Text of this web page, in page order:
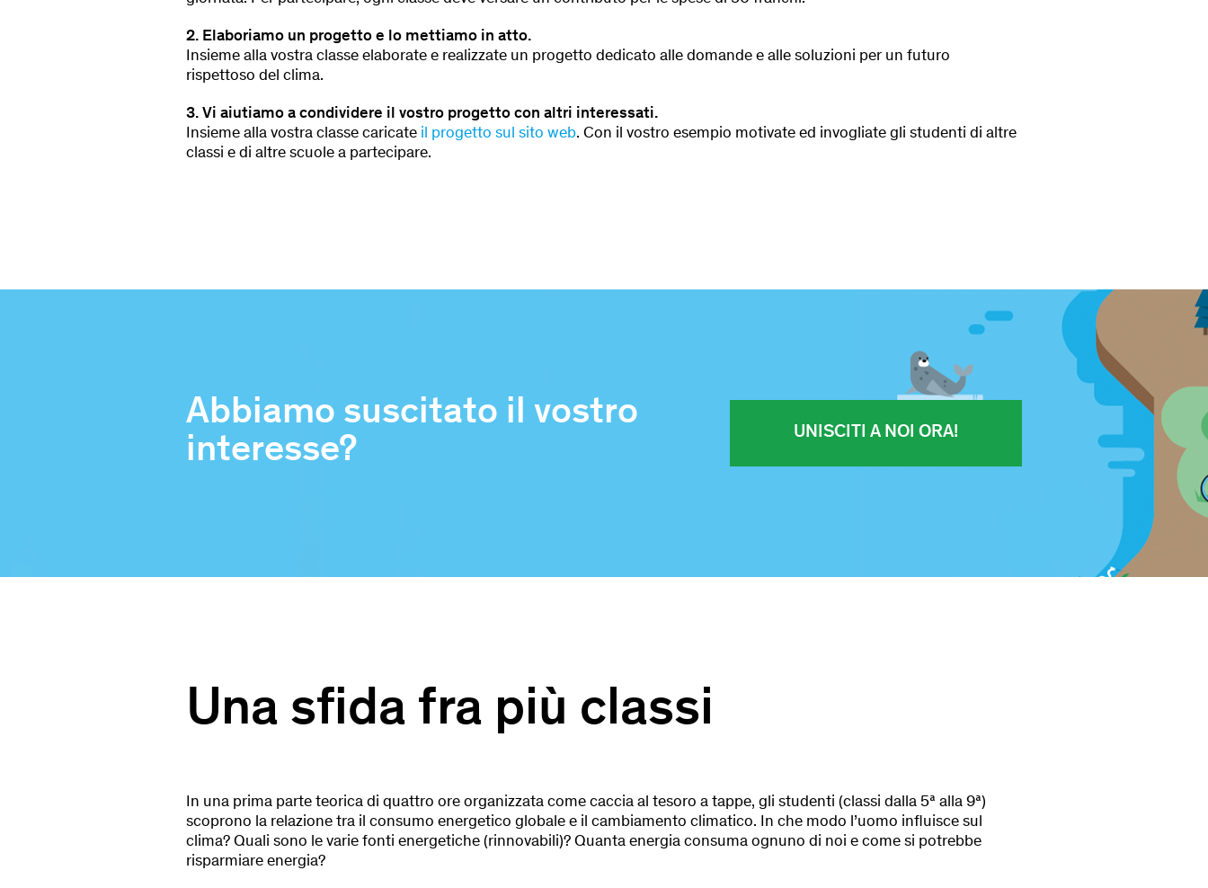
2. Elaboriamo un progetto e lo mettiamo in atto.
Insieme alla vostra classe elaborate e realizzate un progetto dedicato alle domande e alle soluzioni per un futuro
rispettoso del clima.
3. Vi aiutiamo a condividere il vostro progetto con altri interessati.
Insieme alla vostra classe caricate il progetto sul sito web. Con il vostro esempio motivate ed invogliate gli studenti di altre
classi e di altre scuole a partecipare.
Abbiamo suscitato il vostro
interesse?
UNISCITI A NOI ORA!
Una sfida fra più classi
In una prima parte teorica di quattro ore organizzata come caccia al tesoro a tappe, gli studenti (classi dalla 5ª alla 9ª)
scoprono la relazione tra il consumo energetico globale e il cambiamento climatico. In che modo l’uomo influisce sul
clima? Quali sono le varie fonti energetiche (rinnovabili)? Quanta energia consuma ognuno di noi e come si potrebbe
risparmiare energia?